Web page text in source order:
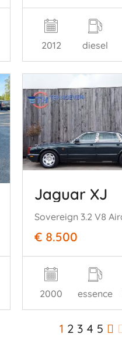
2012 diesel
Jaguar XJ
€ 8.500
2000 essence
1 2 3 4 5